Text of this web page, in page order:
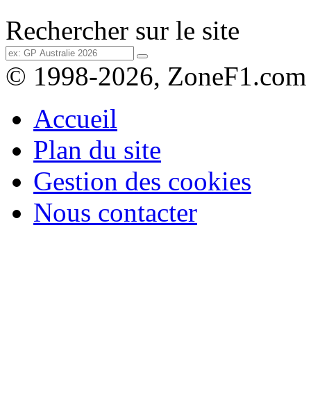
Rechercher sur le site
© 1998-2026, ZoneF1.com
Accueil
Plan du site
Gestion des cookies
Nous contacter